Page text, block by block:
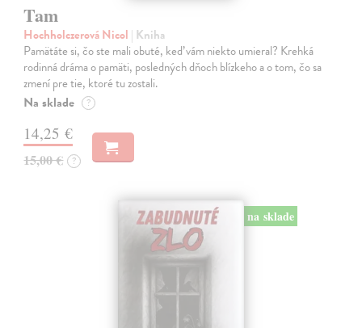
Tam
Hochholczerová Nicol | Kniha
Pamätáte si, čo ste mali obuté, keď vám niekto umieral? Krehká
rodinná dráma o pamäti, posledných dňoch blízkeho a o tom, čo sa
zmení pre tie, ktoré tu zostali.
Na sklade ?
14,25 €
15,00 € ?
na sklade